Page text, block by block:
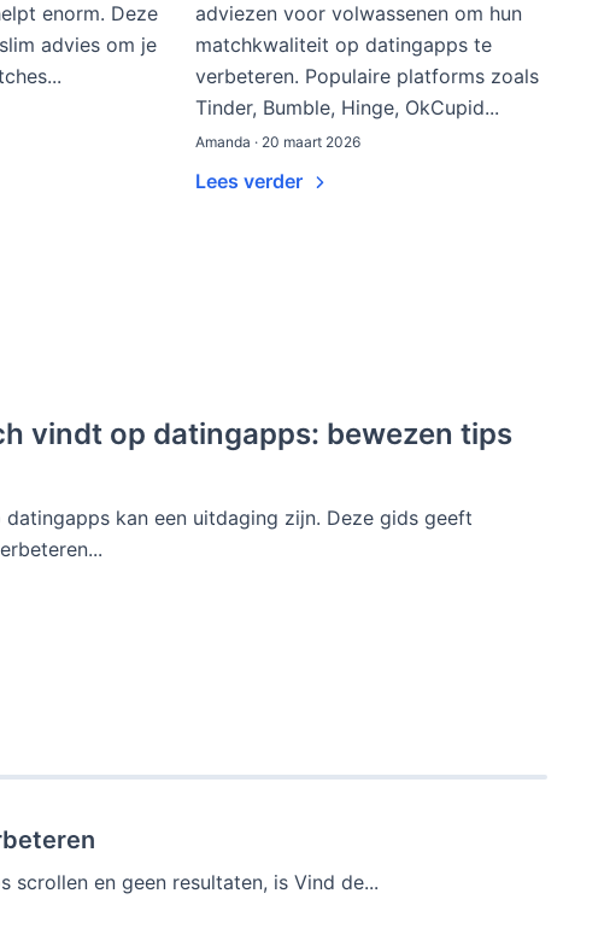
enorm. Deze
advies om je
adviezen voor volwassenen om hun
matchkwaliteit op datingapps te
verbeteren. Populaire platforms zoals
Tinder, Bumble, Hinge, OkCupid...
Amanda · 20 maart 2026
Lees verder
vindt op datingapps: bewezen tips
kan een uitdaging zijn. Deze gids geeft
en geen resultaten, is Vind de...